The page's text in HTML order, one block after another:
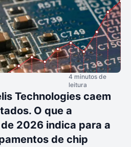
4 minutos de
leitura
Technologies caem
O que a
2026 indica para a
de chip